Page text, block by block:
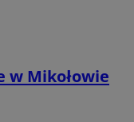
w Mikołowie